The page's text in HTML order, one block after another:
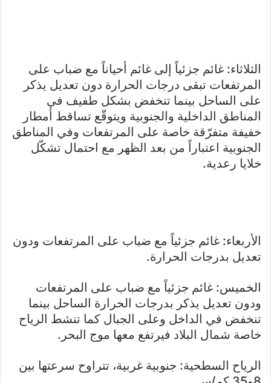
الثلاثاء: غائم جزئياً إلى غائم أحياناً مع ضباب على
المرتفعات تبقى درجات الحرارة دون تعديل يذكر
على الساحل بينما تنخفض بشكل طفيف في
المناطق الداخلية والجنوبية ويتوقّع تساقط أمطار
خفيفة متفرّقة خاصة على المرتفعات وفي المناطق
الجنوبية اعتباراً من بعد الظهر مع احتمال تشكّل
خلايا رعدية.
الأربعاء: غائم جزئياً مع ضباب على المرتفعات ودون
تعديل بدرجات الحرارة.
الخميس: غائم جزئياً مع ضباب على المرتفعات
ودون تعديل يذكر بدرجات الحرارة الساحل بينما
تنخفض في الداخل وعلى الجبال كما تنشط الرياح
خاصة شمال البلاد فيرتفع معها موج البحر.
الرياح السطحية: جنوبية غربية، تتراوح سرعتها بين